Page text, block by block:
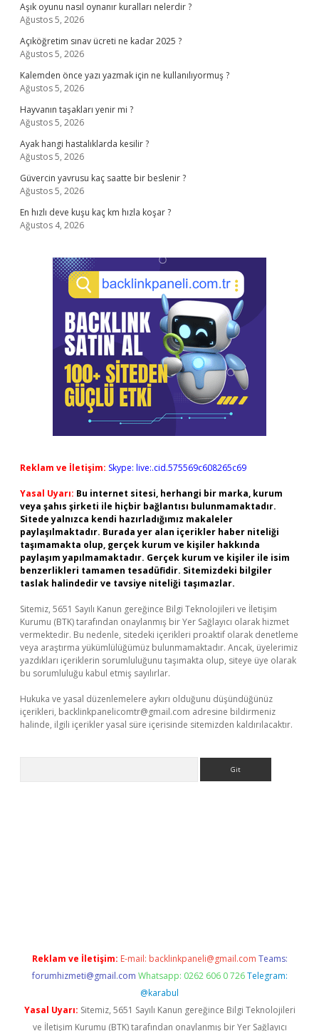
Aşık oyunu nasıl oynanır kuralları nelerdir ?
Ağustos 5, 2026
Açıköğretim sınav ücreti ne kadar 2025 ?
Ağustos 5, 2026
Kalemden önce yazı yazmak için ne kullanılıyormuş ?
Ağustos 5, 2026
Hayvanın taşakları yenir mi ?
Ağustos 5, 2026
Ayak hangi hastalıklarda kesilir ?
Ağustos 5, 2026
Güvercin yavrusu kaç saatte bir beslenir ?
Ağustos 5, 2026
En hızlı deve kuşu kaç km hızla koşar ?
Ağustos 4, 2026
Reklam ve İletişim: Skype: live:.cid.575569c608265c69
Yasal Uyarı: Bu internet sitesi, herhangi bir marka, kurum
veya şahıs şirketi ile hiçbir bağlantısı bulunmamaktadır.
Sitede yalnızca kendi hazırladığımız makaleler
paylaşılmaktadır. Burada yer alan içerikler haber niteliği
taşımamakta olup, gerçek kurum ve kişiler hakkında
paylaşım yapılmamaktadır. Gerçek kurum ve kişiler ile isim
benzerlikleri tamamen tesadüfidir. Sitemizdeki bilgiler
taslak halindedir ve tavsiye niteliği taşımazlar.
Sitemiz, 5651 Sayılı Kanun gereğince Bilgi Teknolojileri ve İletişim
Kurumu (BTK) tarafından onaylanmış bir Yer Sağlayıcı olarak hizmet
vermektedir. Bu nedenle, sitedeki içerikleri proaktif olarak denetleme
veya araştırma yükümlülüğümüz bulunmamaktadır. Ancak, üyelerimiz
yazdıkları içeriklerin sorumluluğunu taşımakta olup, siteye üye olarak
bu sorumluluğu kabul etmiş sayılırlar.
Hukuka ve yasal düzenlemelere aykırı olduğunu düşündüğünüz
içerikleri, backlinkpanelicomtr@gmail.com adresine bildirmeniz
halinde, ilgili içerikler yasal süre içerisinde sitemizden kaldırılacaktır.
Reklam ve İletişim: E-mail: backlinkpaneli@gmail.com Teams:
forumhizmeti@gmail.com Whatsapp: 0262 606 0 726 Telegram:
@karabul
Yasal Uyarı: Sitemiz, 5651 Sayılı Kanun gereğince Bilgi Teknolojileri
ve İletişim Kurumu (BTK) tarafından onaylanmış bir Yer Sağlayıcı